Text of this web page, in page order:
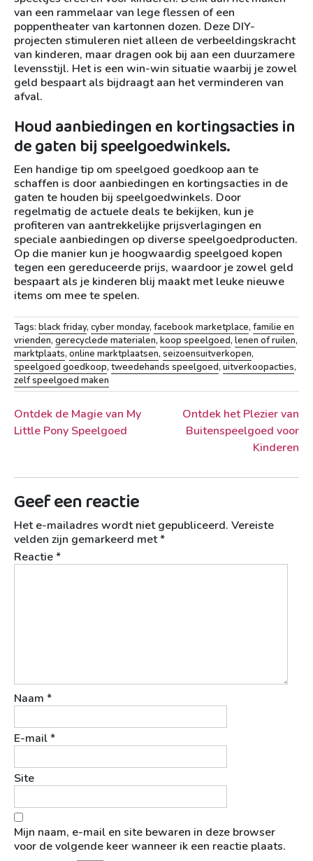
van een rammelaar van lege flessen of een
poppentheater van kartonnen dozen. Deze DIY-
projecten stimuleren niet alleen de verbeeldingskracht
van kinderen, maar dragen ook bij aan een duurzamere
levensstijl. Het is een win-win situatie waarbij je zowel
geld bespaart als bijdraagt aan het verminderen van
afval.
Houd aanbiedingen en kortingsacties in
de gaten bij speelgoedwinkels.
Een handige tip om speelgoed goedkoop aan te
schaffen is door aanbiedingen en kortingsacties in de
gaten te houden bij speelgoedwinkels. Door
regelmatig de actuele deals te bekijken, kun je
profiteren van aantrekkelijke prijsverlagingen en
speciale aanbiedingen op diverse speelgoedproducten.
Op die manier kun je hoogwaardig speelgoed kopen
tegen een gereduceerde prijs, waardoor je zowel geld
bespaart als je kinderen blij maakt met leuke nieuwe
items om mee te spelen.
Tags: black friday, cyber monday, facebook marketplace, familie en
vrienden, gerecyclede materialen, koop speelgoed, lenen of ruilen,
marktplaats, online marktplaatsen, seizoensuitverkopen,
speelgoed goedkoop, tweedehands speelgoed, uitverkoopacties,
zelf speelgoed maken
Berichtnavigatie
Ontdek de Magie van My
Little Pony Speelgoed
Ontdek het Plezier van
Buitenspeelgoed voor
Kinderen
Geef een reactie
Het e-mailadres wordt niet gepubliceerd. Vereiste
velden zijn gemarkeerd met*
Reactie*
Naam *
E-mail*
Site
Mijn naam, e-mail en site bewaren in deze browser
voor de volgende keer wanneer ik een reactie plaats.